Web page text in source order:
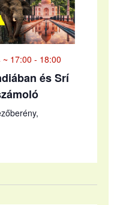
~ 17:00 - 18:00
és Srí